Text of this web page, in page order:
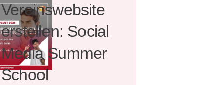
Vereinswebsite
erstellen: Social
Media Summer
School